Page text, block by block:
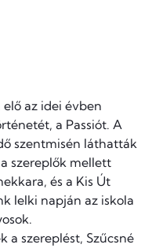
elő az idei évben
a Passiót. A
szentmisén láthatták
szereplők mellett
és a Kis Út
lelki napján az iskola
a szereplést, Szűcsné